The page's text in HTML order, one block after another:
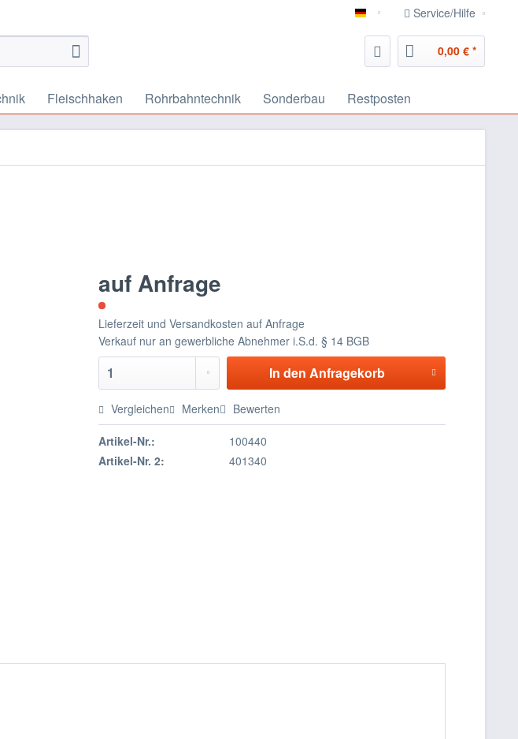
deutsch Service/Hilfe
0,00 € *
Fleischhaken Rohrbahntechnik Sonderbau Restposten
auf Anfrage
Lieferzeit und Versandkosten auf Anfrage
Verkauf nur an gewerbliche Abnehmer i.S.d. § 14 BGB
In den Anfragekorb
Vergleichen Merken Bewerten
Artikel-Nr.:
100440
Artikel-Nr. 2:
401340